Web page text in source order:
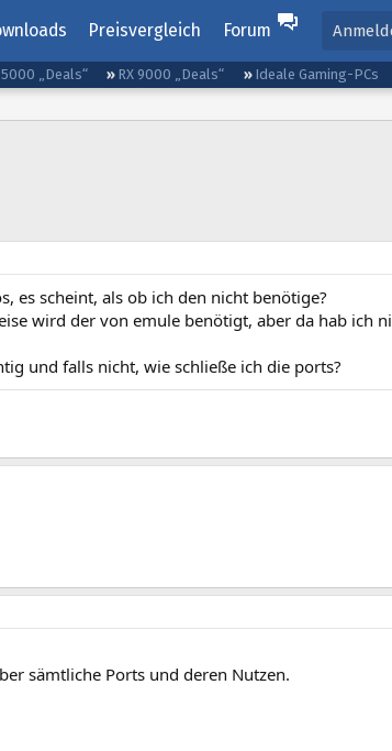
Preisvergleich Forum
5000 „Deals“ RX 9000 „Deals“ Ideale Gaming-PCs
es scheint, als ob ich den nicht benötige?
wird der von emule benötigt, aber da hab ich
und falls nicht, wie schließe ich die ports?
sämtliche Ports und deren Nutzen.